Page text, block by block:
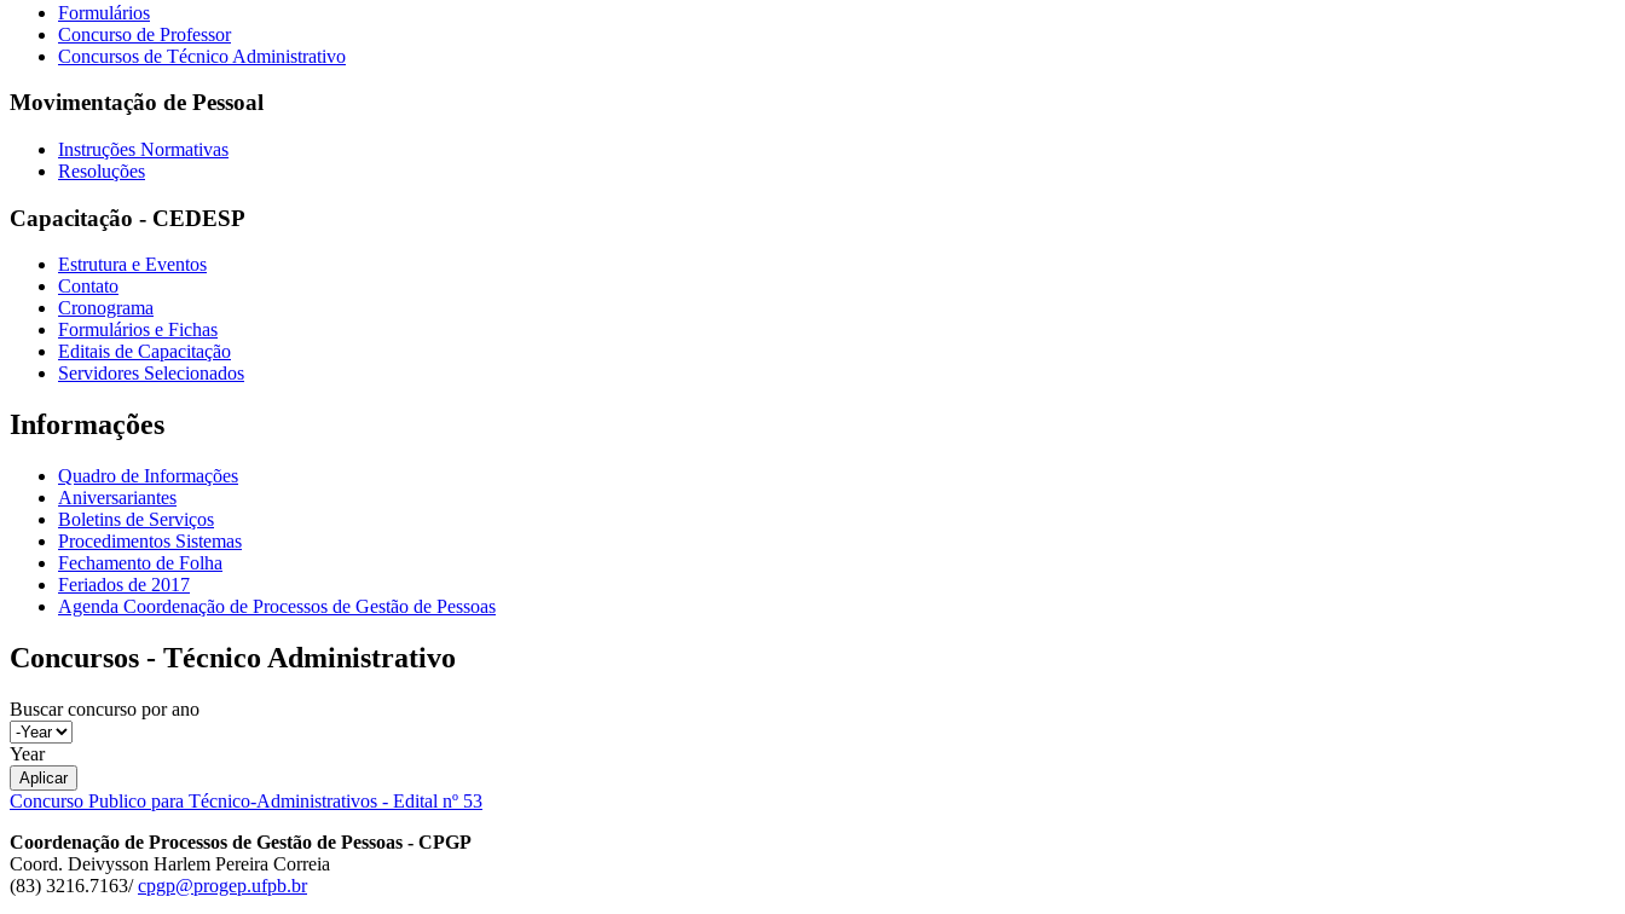
Formulários
Concurso de Professor
Concursos de Técnico Administrativo
Movimentação de Pessoal
Instruções Normativas
Resoluções
Capacitação - CEDESP
Estrutura e Eventos
Contato
Cronograma
Formulários e Fichas
Editais de Capacitação
Servidores Selecionados
Informações
Quadro de Informações
Aniversariantes
Boletins de Serviços
Procedimentos Sistemas
Fechamento de Folha
Feriados de 2017
Agenda Coordenação de Processos de Gestão de Pessoas
Concursos - Técnico Administrativo
Buscar concurso por ano
Year
Aplicar
Concurso Publico para Técnico-Administrativos - Edital nº 53
Coordenação de Processos de Gestão de Pessoas - CPGP
Coord. Deivysson Harlem Pereira Correia
(83) 3216.7163/cpgp@progep.ufpb.br